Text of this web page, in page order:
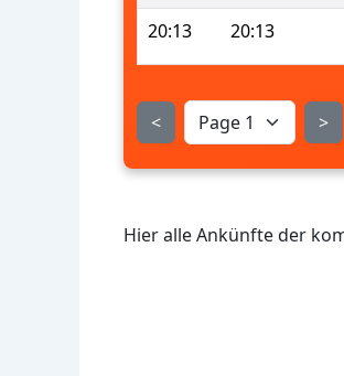
20:13 20:13
< >
Hier alle Ankünfte der